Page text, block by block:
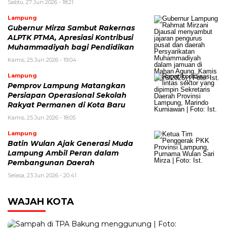
Sabtu, 27 Jun 2026 - 18:21
Lampung
Gubernur Mirza Sambut Rakernas
ALPTK PTMA, Apresiasi Kontribusi
Muhammadiyah bagi Pendidikan
Kamis, 25 Jun 2026 - 19:04
Lampung
Pemprov Lampung Matangkan
Persiapan Operasional Sekolah
Rakyat Permanen di Kota Baru
Kamis, 25 Jun 2026 - 18:05
Lampung
Batin Wulan Ajak Generasi Muda
Lampung Ambil Peran dalam
Pembangunan Daerah
Selasa, 23 Jun 2026 - 20:41
WAJAH KOTA